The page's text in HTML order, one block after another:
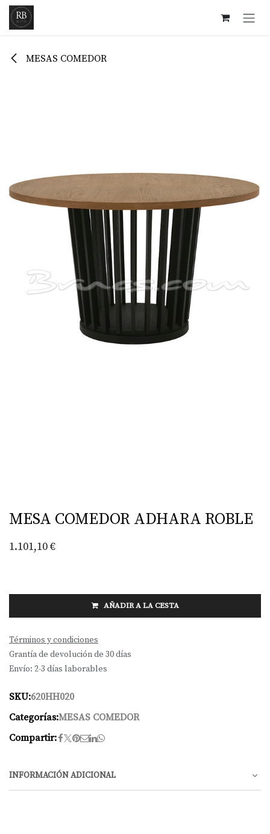
Ir al contenido
MESAS COMEDOR
MESA COMEDOR ADHARA ROBLE
1.101,10€
AÑADIR A LA CESTA
Términos y condiciones
Grantía de devolución de 30 días
Envío: 2-3 días laborables
SKU:620HH020
Categorías:MESAS COMEDOR
Compartir:
INFORMACIÓN ADICIONAL